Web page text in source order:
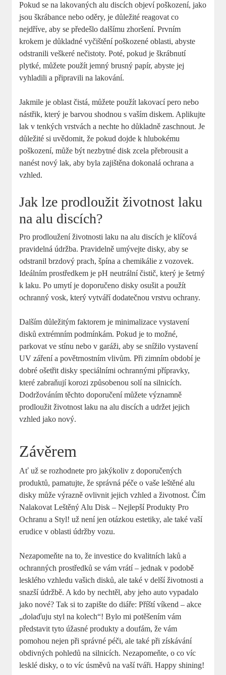
Pokud se na lakovaných alu discích objeví poškození, jako
jsou škrábance nebo oděry, je důležité reagovat co
nejdříve, aby se předešlo dalšímu zhoršení. Prvním
krokem je důkladné vyčištění poškozené oblasti, abyste
odstranili veškeré nečistoty. Poté, pokud je škrábnutí
plytké, můžete použít jemný brusný papír, abyste jej
vyhladili a připravili na lakování.
Jakmile je oblast čistá, můžete použít lakovací pero nebo
nástřik, který je barvou shodnou s vaším diskem. Aplikujte
lak v tenkých vrstvách a nechte ho důkladně zaschnout. Je
důležité si uvědomit, že pokud dojde k hlubokému
poškození, může být nezbytné disk zcela přebrousit a
nanést nový lak, aby byla zajištěna dokonalá ochrana a
vzhled.
Jak lze prodloužit životnost laku
na alu discích?
Pro prodloužení životnosti laku na alu discích je klíčová
pravidelná údržba. Pravidelně umývejte disky, aby se
odstranil brzdový prach, špína a chemikálie z vozovek.
Ideálním prostředkem je pH neutrální čistič, který je šetrný
k laku. Po umytí je doporučeno disky osušit a použít
ochranný vosk, který vytváří dodatečnou vrstvu ochrany.
Dalším důležitým faktorem je minimalizace vystavení
disků extrémním podmínkám. Pokud je to možné,
parkovat ve stínu nebo v garáži, aby se snížilo vystavení
UV záření a povětrnostním vlivům. Při zimním období je
dobré ošetřit disky speciálními ochrannými přípravky,
které zabraňují korozi způsobenou solí na silnicích.
Dodržováním těchto doporučení můžete významně
prodloužit životnost laku na alu discích a udržet jejich
vzhled jako nový.
Závěrem
Ať už se rozhodnete pro jakýkoliv z doporučených
produktů, pamatujte, že správná péče o vaše leštěné alu
disky může výrazně ovlivnit jejich vzhled a životnost. Čím
Nalakovat Leštěný Alu Disk – Nejlepší Produkty Pro
Ochranu a Styl! už není jen otázkou estetiky, ale také vaší
erudice v oblasti údržby vozu.
Nezapomeňte na to, že investice do kvalitních laků a
ochranných prostředků se vám vrátí – jednak v podobě
lesklého vzhledu vašich disků, ale také v delší životnosti a
snazší údržbě. A kdo by nechtěl, aby jeho auto vypadalo
jako nové? Tak si to zapište do diáře: Příští víkend – akce
„dolaďuju styl na kolech“! Bylo mi potěšením vám
představit tyto úžasné produkty a doufám, že vám
pomohou nejen při správné péči, ale také při získávání
obdivných pohledů na silnicích. Nezapomeňte, o co víc
lesklé disky, o to víc úsměvů na vaší tváři. Happy shining!